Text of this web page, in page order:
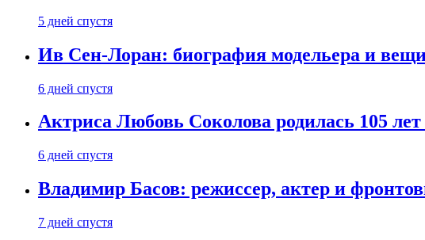
5 дней спустя
Ив Сен-Лоран: биография модельера и
6 дней спустя
Актриса Любовь Соколова родилась 105 лет
6 дней спустя
Владимир Басов: режиссер, актер и
7 дней спустя